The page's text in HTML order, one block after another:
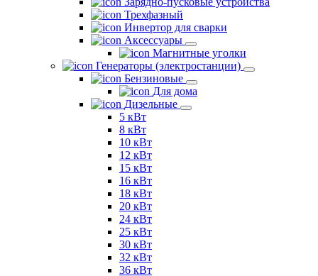
Трехфазный
Инвертор для сварки
Аксессуары
Магнитные уголки
Генераторы (электростанции)
Бензиновые
Для дома
Дизельные
5 кВт
8 кВт
10 кВт
12 кВт
15 кВт
16 кВт
18 кВт
20 кВт
24 кВт
25 кВт
30 кВт
32 кВт
36 кВт